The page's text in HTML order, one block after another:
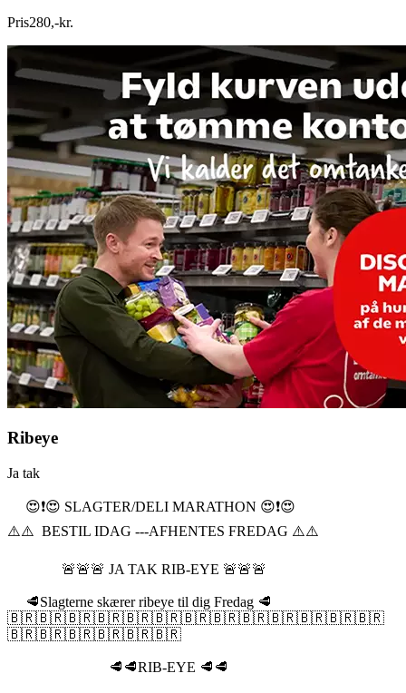
Pris280,-kr.
Ribeye
Ja tak
😍❗️😍 SLAGTER/DELI MARATHON 😍❗️😍
⚠️⚠️ BESTIL IDAG ---AFHENTES FREDAG ⚠️⚠️
🚨🚨🚨 JA TAK RIB-EYE 🚨🚨🚨
🥩Slagterne skærer ribeye til dig Fredag 🥩
🇧🇷🇧🇷🇧🇷🇧🇷🇧🇷🇧🇷🇧🇷🇧🇷🇧🇷🇧🇷🇧🇷🇧🇷🇧🇷
🇧🇷🇧🇷🇧🇷🇧🇷🇧🇷🇧🇷
🥩🥩RIB-EYE 🥩🥩